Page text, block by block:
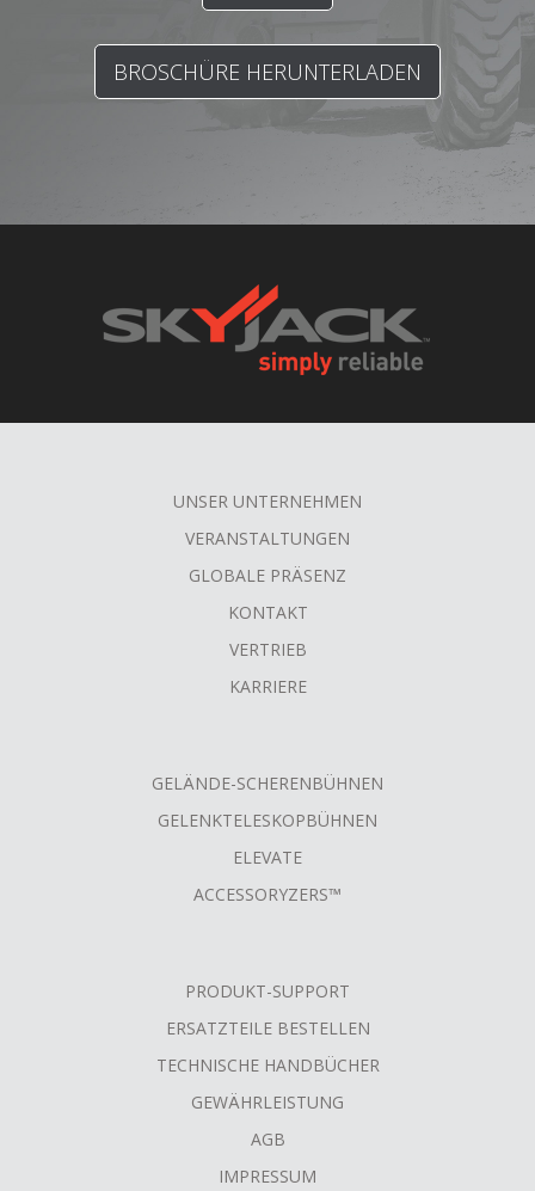
BROSCHÜRE HERUNTERLADEN
UNSER UNTERNEHMEN
VERANSTALTUNGEN
GLOBALE PRÄSENZ
KONTAKT
VERTRIEB
KARRIERE
GELÄNDE-SCHERENBÜHNEN
GELENKTELESKOPBÜHNEN
ELEVATE
ACCESSORYZERS™
PRODUKT-SUPPORT
ERSATZTEILE BESTELLEN
TECHNISCHE HANDBÜCHER
GEWÄHRLEISTUNG
AGB
IMPRESSUM